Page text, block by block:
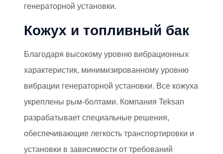
генераторной установки.
Кожух и топливный бак
Благодаря высокому уровню вибрационных
характеристик, минимизированному уровню
вибрации генераторной установки. Все кожуха
укреплены рым-болтами. Компания Teksan
разрабатывает специальные решения,
обеспечивающие легкость транспортировки и
установки в зависимости от требований